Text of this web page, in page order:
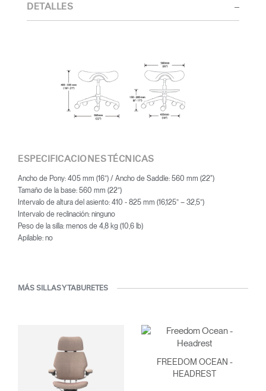
Seleccione su ubicación
Crear una cuenta
REGISTRO
destacan el 2002 National Design Award del Museo Nacional de
Diseño Cooper-Hewitt, y el 1999 Chrysler Design Award. En su
última etapa, Diffrient centró sus esfuerzos en diseños
dedicados a espacios de oficina, sobre todo en el ámbito de la
sillería, una categoría en la que lideró múltiples avances
innovadores, desde los cilindros neumáticos para el ajuste de
DETALLES
ESPECIFICACIONES TÉCNICAS
Ancho de Pony: 405 mm (16”) / Ancho de Saddle: 560 mm (22")
Tamaño de la base: 560 mm (22”)
Intervalo de altura del asiento: 410 - 825 mm (16,125” – 32,5”)
Intervalo de reclinación: ninguno
Peso de la silla: menos de 4,8 kg (10,6 lb)
Apilable: no
MÁS SILLAS Y TABURETES
FREEDOM OCEAN -
HEADREST